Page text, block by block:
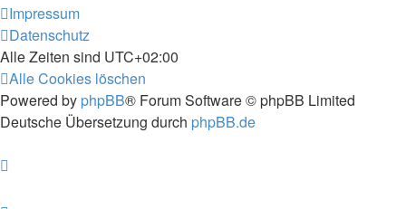
Impressum
Datenschutz
Alle Zeiten sind UTC+02:00
Alle Cookies löschen
Powered by phpBB® Forum Software © phpBB Limited
Deutsche Übersetzung durch phpBB.de